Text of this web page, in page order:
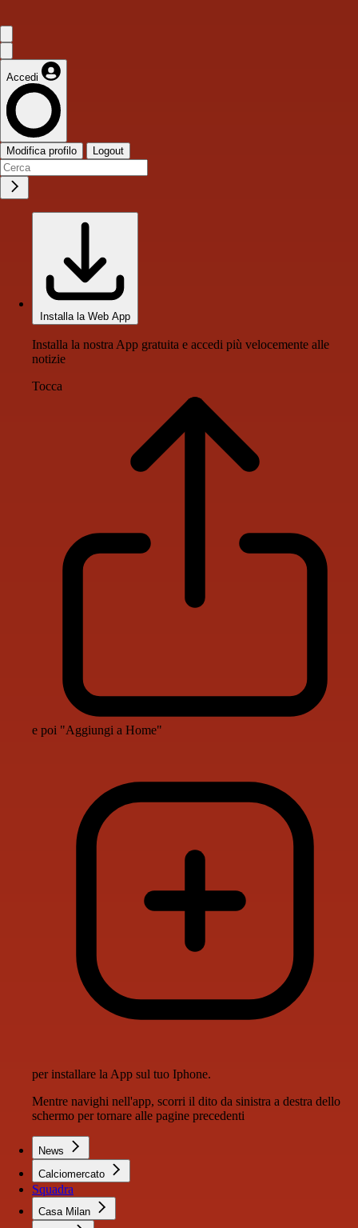
Accedi
Modifica profilo Logout
Installa la Web App
Installa la nostra App gratuita e accedi più velocemente alle
notizie
Tocca
e poi "Aggiungi a Home"
per installare la App sul tuo Iphone.
Mentre navighi nell'app, scorri il dito da sinistra a destra dello
schermo per tornare alle pagine precedenti
News
Calciomercato
Squadra
Casa Milan